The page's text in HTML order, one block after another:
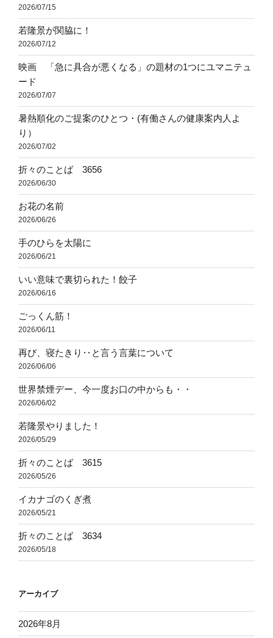
2026/07/15
若隆景が関脇に！
2026/07/12
映画 「急に具合が悪くなる」の題材の1つにユマニテュ
ード
2026/07/07
暑熱順化のご提案のひとつ・(有働さんの健康案内人よ
り）
2026/07/02
折々のことば 3656
2026/06/30
お花の名前
2026/06/26
手のひらを太陽に
2026/06/21
いい意味で裏切られた！餃子
2026/06/16
ごっくん筋！
2026/06/11
再び、寝たきり‥と言う言葉について
2026/06/06
世界禁煙デー、今一度お口の中からも・・
2026/06/02
若隆景やりました！
2026/05/29
折々のことば 3615
2026/05/26
イカナゴのくぎ煮
2026/05/21
折々のことば 3634
2026/05/18
アーカイブ
2026年8月